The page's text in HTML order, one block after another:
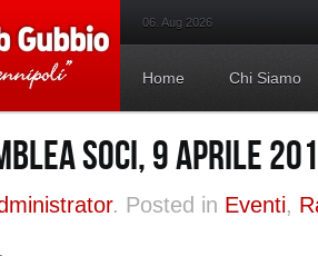
06. Aug 2026
Home Chi Siamo
SOCI, 9 APRILE
. Posted in Eventi,